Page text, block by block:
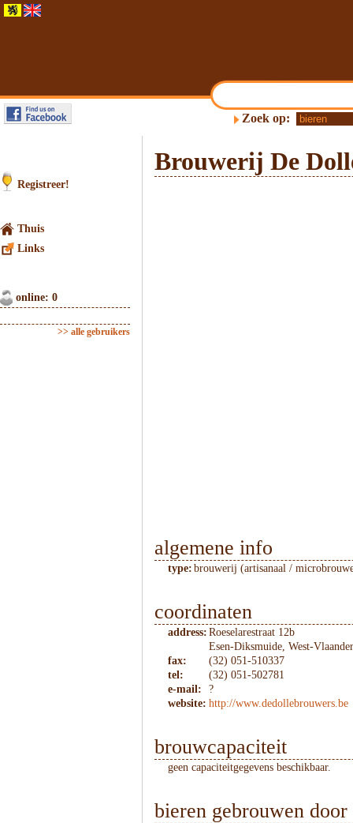
Zoek op:
Registreer!
Thuis
Links
online: 0
>> alle gebruikers
Brouwerij De
algemene info
type: brouwerij (artisanaal /
coordinaten
address: Roeselarestraat 12b
Esen-Diksmuide, West-
fax:
(32) 051-510337
tel:
(32) 051-502781
e-mail:
?
website: http://www.dedollebrouwers.be
brouwcapaciteit
geen capaciteitgegevens beschikbaar.
bieren gebrouwen door